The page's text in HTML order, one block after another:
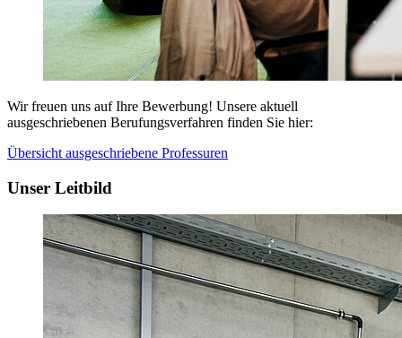
Wir freuen uns auf Ihre Bewerbung! Unsere aktuell
ausgeschriebenen Berufungsverfahren finden Sie hier:
Übersicht ausgeschriebene Professuren
Unser Leitbild